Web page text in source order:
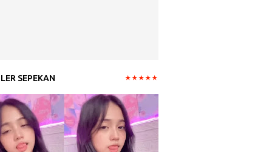
SEPEKAN